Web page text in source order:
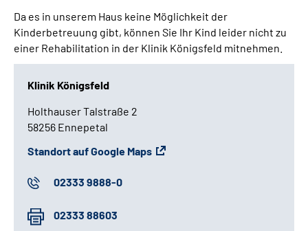
Da es in unserem Haus keine Möglichkeit der
Kinderbetreuung gibt, können Sie Ihr Kind leider nicht zu
einer Rehabilitation in der Klinik Königsfeld mitnehmen.
Klinik Königsfeld
Holthauser Talstraße 2
58256 Ennepetal
Standort auf Google Maps
02333 9888-0
02333 88603